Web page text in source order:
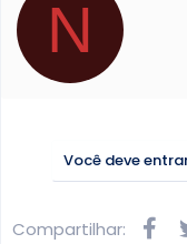
N
y
Você deve
Compartilhar: